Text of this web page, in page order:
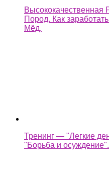
Высококачественная
Пород. Как
Мёд.
Тренинг — "Легкие
"Борьба и